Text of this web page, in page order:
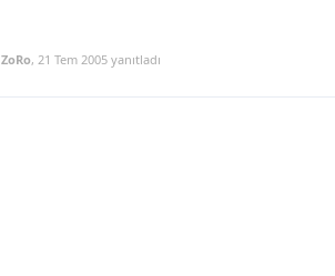
ZoRo, 21 Tem 2005yanıtladı